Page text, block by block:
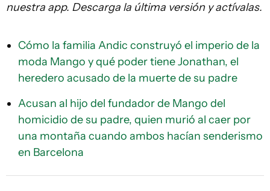
nuestra app. Descarga la última versión y actívalas.
Cómo la familia Andic construyó el imperio de la
moda Mango y qué poder tiene Jonathan, el
heredero acusado de la muerte de su padre
Acusan al hijo del fundador de Mango del
homicidio de su padre, quien murió al caer por
una montaña cuando ambos hacían senderismo
en Barcelona